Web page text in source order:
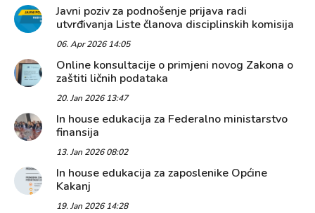
Javni poziv za podnošenje prijava radi
utvrđivanja Liste članova disciplinskih komisija
06. Apr 2026 14:05
Online konsultacije o primjeni novog Zakona o
zaštiti ličnih podataka
20. Jan 2026 13:47
In house edukacija za Federalno ministarstvo
finansija
13. Jan 2026 08:02
In house edukacija za zaposlenike Općine
Kakanj
19. Jan 2026 14:28